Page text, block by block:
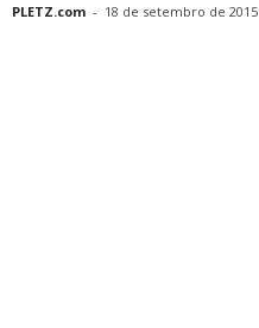
PLETZ.com - 18 de setembro de 2015